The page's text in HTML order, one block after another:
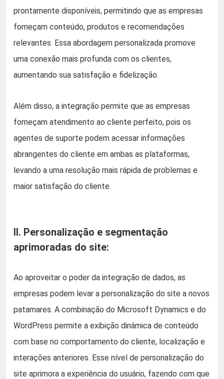
prontamente disponíveis, permitindo que as empresas
forneçam conteúdo, produtos e recomendações
relevantes. Essa abordagem personalizada promove
uma conexão mais profunda com os clientes,
aumentando sua satisfação e fidelização.
Além disso, a integração permite que as empresas
forneçam atendimento ao cliente perfeito, pois os
agentes de suporte podem acessar informações
abrangentes do cliente em ambas as plataformas,
levando a uma resolução mais rápida de problemas e
maior satisfação do cliente.
II. Personalização e segmentação
aprimoradas do site:
Ao aproveitar o poder da integração de dados, as
empresas podem levar a personalização do site a novos
patamares. A combinação do Microsoft Dynamics e do
WordPress permite a exibição dinâmica de conteúdo
com base no comportamento do cliente, localização e
interações anteriores. Esse nível de personalização do
site aprimora a experiência do usuário, fazendo com que